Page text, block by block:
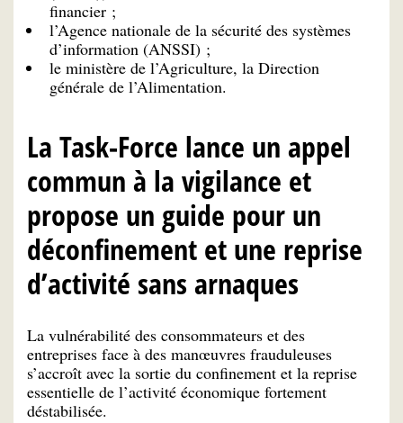
financier ;
l’Agence nationale de la sécurité des systèmes
d’information (ANSSI) ;
le ministère de l’Agriculture, la Direction
générale de l’Alimentation.
La Task-Force lance un appel
commun à la vigilance et
propose un guide pour un
déconfinement et une reprise
d’activité sans arnaques
La vulnérabilité des consommateurs et des
entreprises face à des manœuvres frauduleuses
s’accroît avec la sortie du confinement et la reprise
essentielle de l’activité économique fortement
déstabilisée.